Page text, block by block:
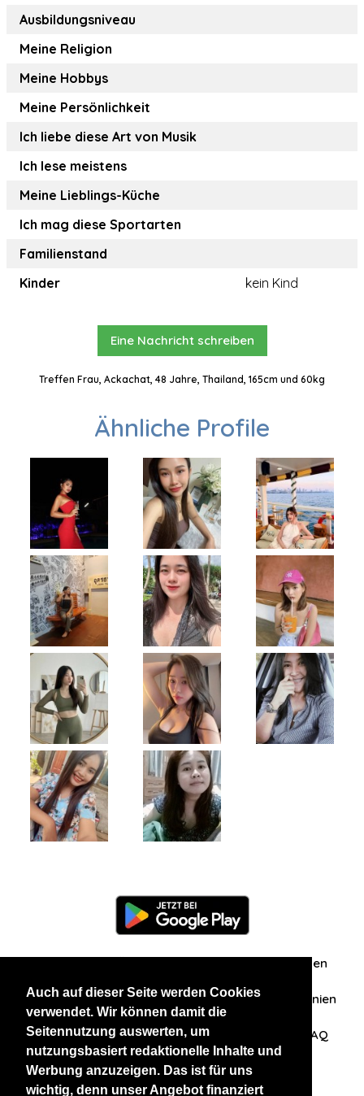
Auch auf dieser Seite werden Cookies
verwendet. Wir können damit die
Seitennutzung auswerten, um
nutzungsbasiert redaktionelle Inhalte und
Werbung anzuzeigen. Das ist für uns
wichtig, denn unser Angebot finanziert
Ausbildungsniveau
Meine Religion
Meine Hobbys
Meine Persönlichkeit
Ich liebe diese Art von Musik
Ich lese meistens
Meine Lieblings-Küche
Ich mag diese Sportarten
Familienstand
Kinder
kein Kind
Eine Nachricht schreiben
Treffen Frau, Ackachat, 48 Jahre, Thailand, 165cm und 60kg
Ähnliche Profile
Zuschriften/Erfahrungen
Datenschutzerklärung AGB Datenschutzrichtlinien
Nehmen Sie Kontakt mit uns auf FAQ
Unsere anderen Websites